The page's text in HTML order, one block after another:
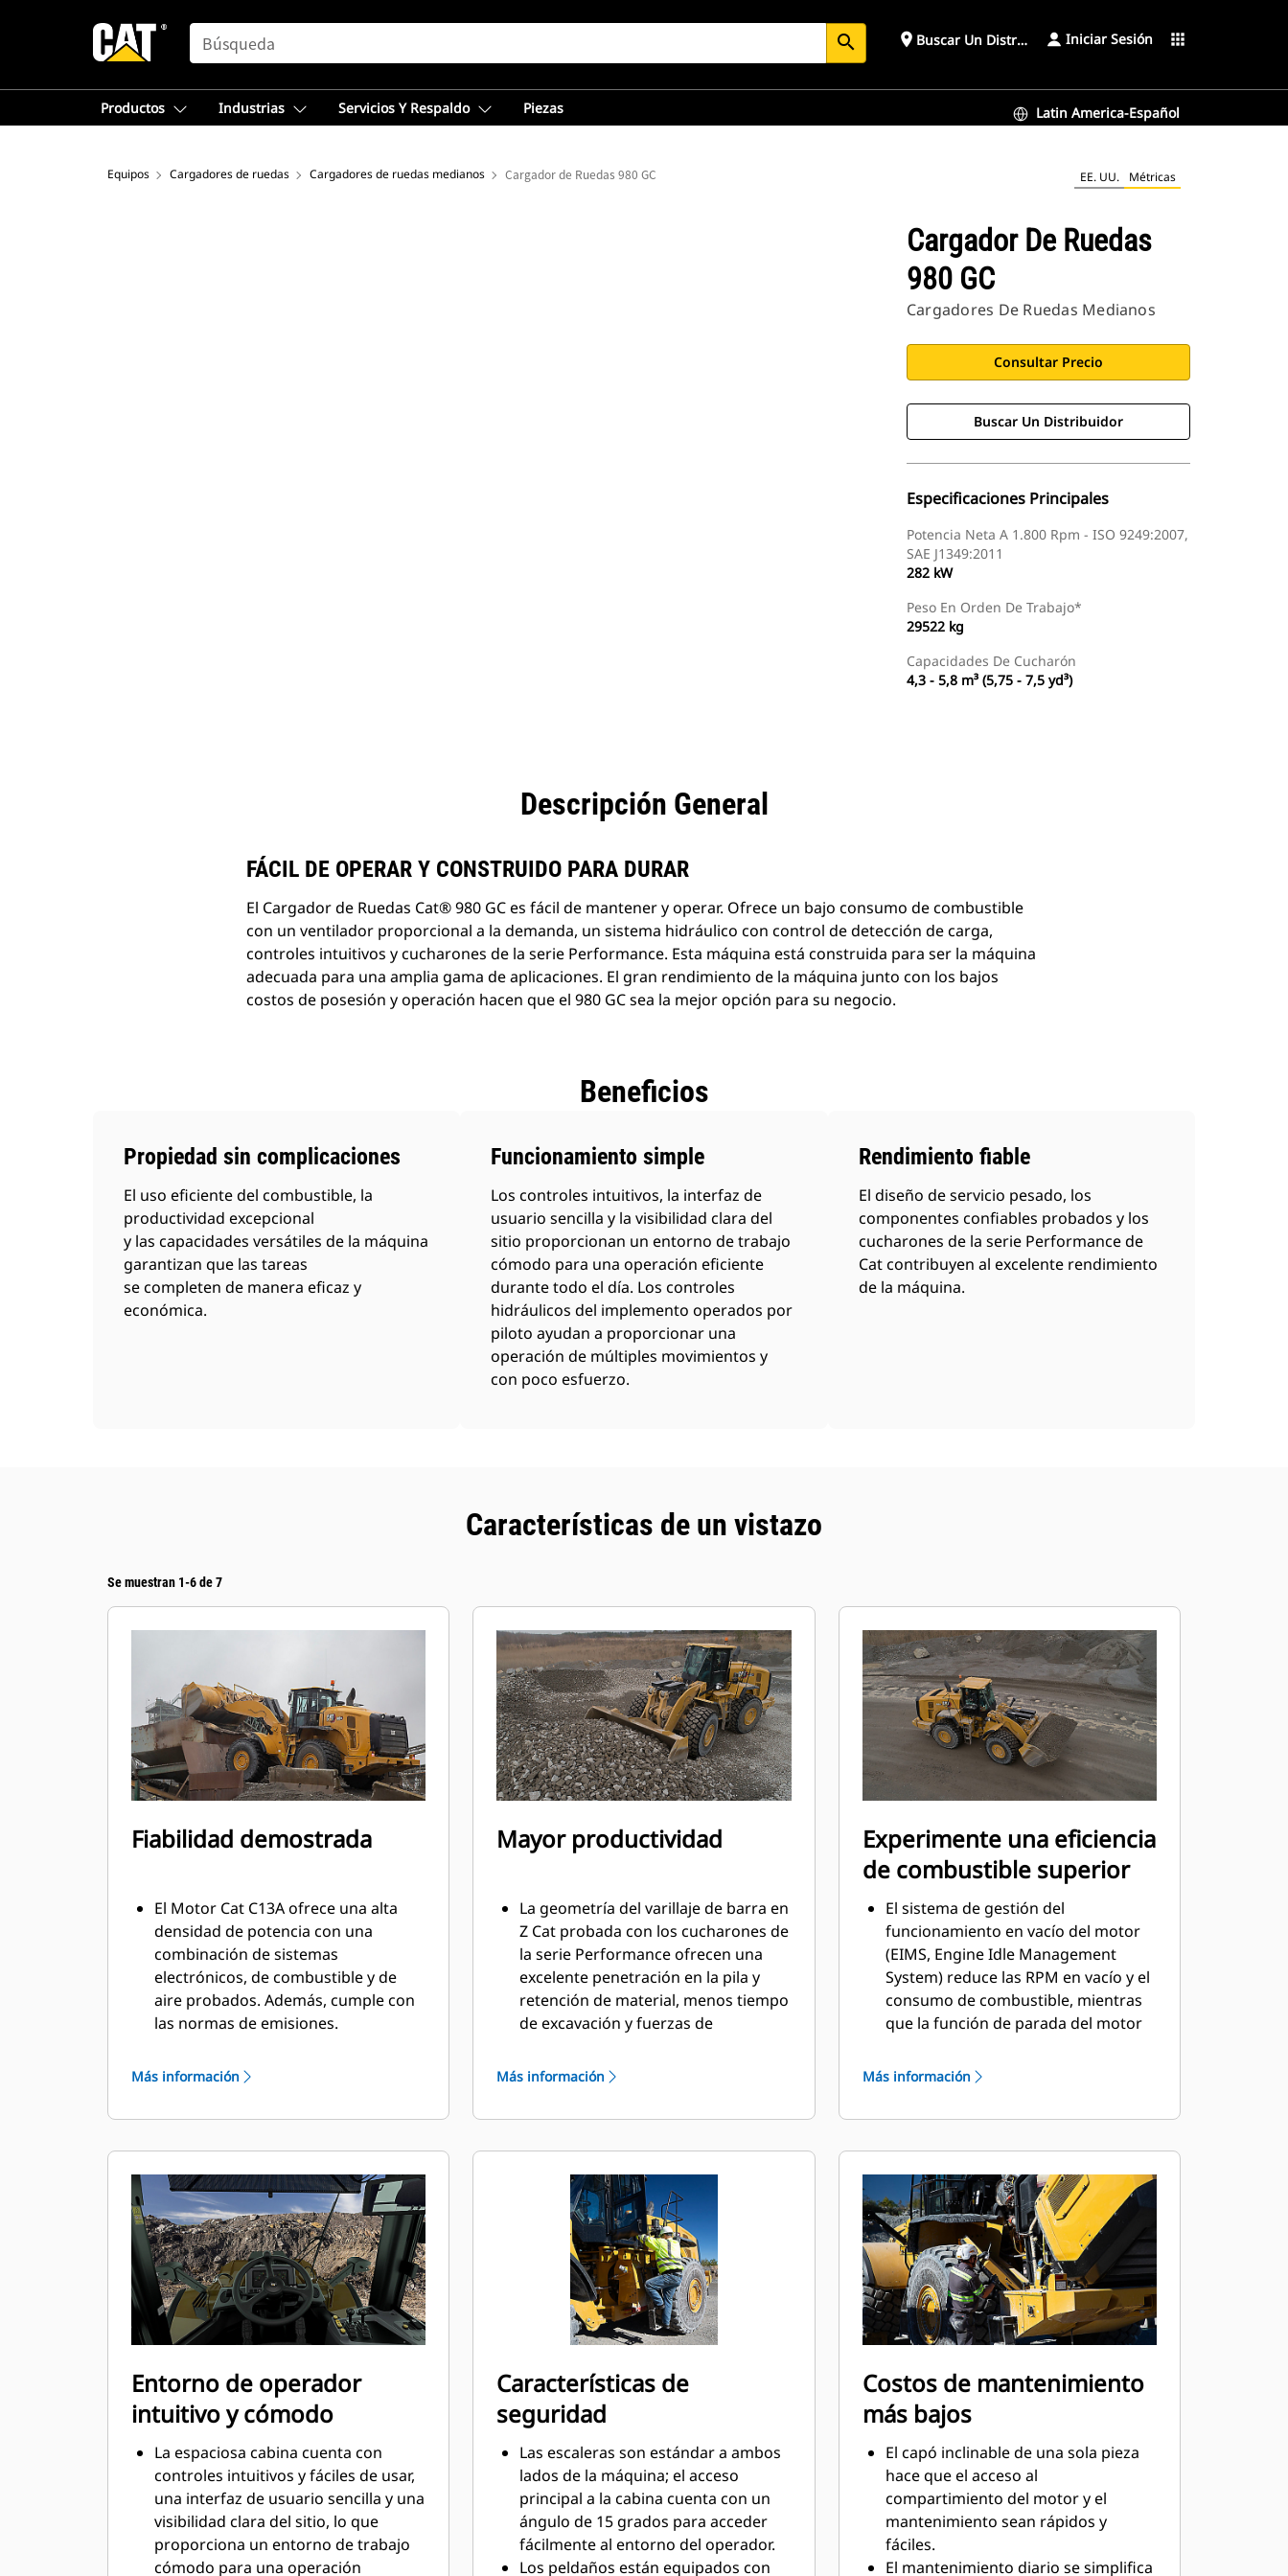
SEARCH search place Buscar Un Distribuidor Iniciar Sesión apps
Productos Industrias Servicios Y Respaldo Piezas Latin America-Español
Equipos Cargadores de ruedas Cargadores de ruedas medianos Cargador de Ruedas 980 GC EE. UU. Métricas
Cargador De Ruedas
980 GC
Cargadores De Ruedas Medianos
Consultar Precio
Buscar Un Distribuidor
Especificaciones Principales
Potencia Neta A 1.800 Rpm - ISO 9249:2007,
SAE J1349:2011
282 kW
Peso En Orden De Trabajo*
29522 kg
Capacidades De Cucharón
4,3 - 5,8 m³ (5,75 - 7,5 yd³)
Descripción General
FÁCIL DE OPERAR Y CONSTRUIDO PARA DURAR
El Cargador de Ruedas Cat® 980 GC es fácil de mantener y operar. Ofrece un bajo consumo de combustible
con un ventilador proporcional a la demanda, un sistema hidráulico con control de detección de carga,
controles intuitivos y cucharones de la serie Performance. Esta máquina está construida para ser la máquina
adecuada para una amplia gama de aplicaciones. El gran rendimiento de la máquina junto con los bajos
costos de posesión y operación hacen que el 980 GC sea la mejor opción para su negocio.
Beneficios
Propiedad sin complicaciones
El uso eficiente del combustible, la
productividad excepcional
y las capacidades versátiles de la máquina
garantizan que las tareas
se completen de manera eficaz y
económica.
Funcionamiento simple
Los controles intuitivos, la interfaz de
usuario sencilla y la visibilidad clara del
sitio proporcionan un entorno de trabajo
cómodo para una operación eficiente
durante todo el día. Los controles
hidráulicos del implemento operados por
piloto ayudan a proporcionar una
operación de múltiples movimientos y
con poco esfuerzo.
Rendimiento fiable
El diseño de servicio pesado, los
componentes confiables probados y los
cucharones de la serie Performance de
Cat contribuyen al excelente rendimiento
de la máquina.
Características de un vistazo
Se muestran 1-6 de 7
Fiabilidad demostrada
El Motor Cat C13A ofrece una alta
densidad de potencia con una
combinación de sistemas
electrónicos, de combustible y de
aire probados. Además, cumple con
las normas de emisiones.
eficiencia del combustible distinguen
motores cuentan con sistemas
Los procesos rigurosos de selección
de componentes, diseño y validación
de la máquina dan como resultado
una excelente confiabilidad y tiempo
de disponibilidad.
Más información
Mayor productividad
La geometría del varillaje de barra en
Z Cat probada con los cucharones de
la serie Performance ofrecen una
excelente penetración en la pila y
retención de material, menos tiempo
de excavación y fuerzas de
proporciona un bajo consumo de
producción máxima.
controlada electrónicamente y
diseñada por Caterpillar, con cambio
manual a primera marcha, ofrece
eficiencia, durabilidad y cambios de
marcha suaves.
El sistema de control de
amortiguación optativo mejora la
uniformidad de desplazamiento en
terrenos difíciles, lo cual aumenta la
confianza y la eficiencia y garantiza
una excelente retención del
Para mejorar el rendimiento, el
sistema de herramientas de corte
(GET, Ground Engaging Tool)
Advansys™ cuenta con adaptadores
más resistentes, puntas con una
Más información
Experimente una eficiencia
de combustible superior
El sistema de gestión del
funcionamiento en vacío del motor
(EIMS, Engine Idle Management
System) reduce las RPM en vacío y el
consumo de combustible, mientras
que la función de parada del motor
un período de tiempo
El ventilador de velocidad variable se
refrigeración de la máquina. Esto
genera una velocidad promedio del
ventilador menor, lo que reduce el
consumo de combustible, los niveles
de ruido y la obstrucción del
radiador.
El sistema hidráulico con detección
de carga genera flujo y presión para
el sistema del implemento según la
demanda y solo en cantidades
necesarias para realizar las
Más información
Entorno de operador
intuitivo y cómodo
La espaciosa cabina cuenta con
controles intuitivos y fáciles de usar,
una interfaz de usuario sencilla y una
visibilidad clara del sitio, lo que
proporciona un entorno de trabajo
cómodo para una operación
Características de
seguridad
Las escaleras son estándar a ambos
lados de la máquina; el acceso
principal a la cabina cuenta con un
ángulo de 15 grados para acceder
fácilmente al entorno del operador.
Los peldaños están equipados con
Costos de mantenimiento
más bajos
El capó inclinable de una sola pieza
hace que el acceso al
compartimiento del motor y el
mantenimiento sean rápidos y
fáciles.
El mantenimiento diario se simplifica